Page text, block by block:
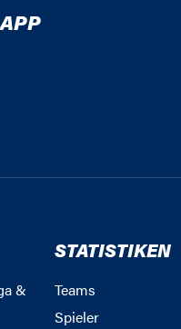
&
STATISTIKEN
Teams
Spieler